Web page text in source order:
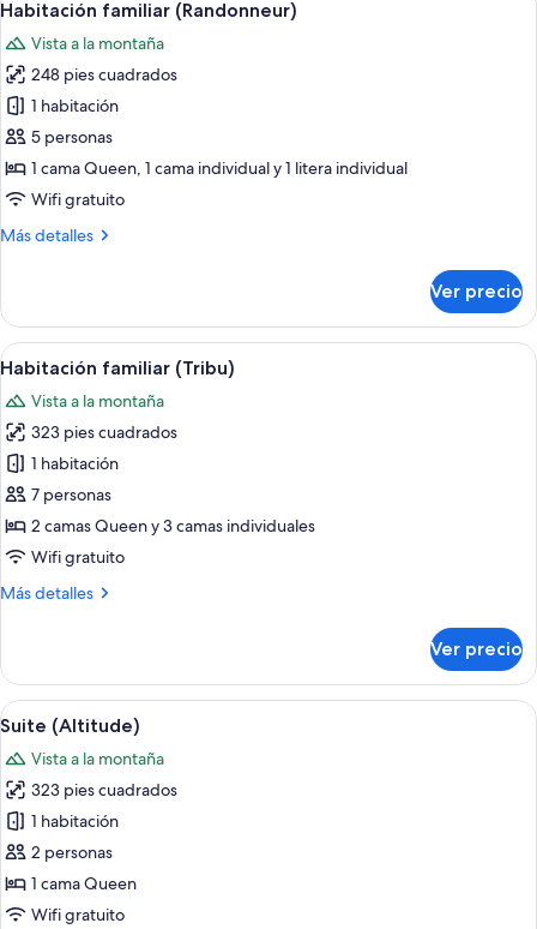
todas
las
fotos
de
Habitación
familiar
(Randonneur)
6
Habitación familiar (Randonneur)
Vista a la montaña
248 pies cuadrados
1 habitación
5 personas
1 cama Queen, 1 cama individual y 1 litera individual
Wifi gratuito
Más detalles
Más
familiar
(Randonneur)
Ver precio
Abrir
todas
las
fotos
de
Habitación
familiar
(Tribu)
Un dormitorio acogedor en el ático,
6
Habitación familiar (Tribu)
Vista a la montaña
323 pies cuadrados
1 habitación
7 personas
2 camas Queen y 3 camas individuales
Wifi gratuito
Más detalles
Más
familiar
(Tribu)
Ver precio
Abrir
todas
las
fotos
de
Suite
(Altitude)
Una habitación de madera con una
5
Suite (Altitude)
Vista a la montaña
323 pies cuadrados
1 habitación
2 personas
1 cama Queen
Wifi gratuito